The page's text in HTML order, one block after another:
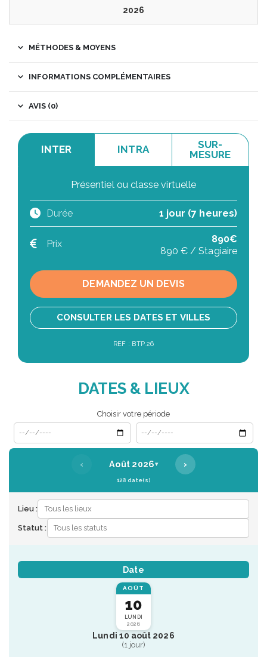
2026
MÉTHODES & MOYENS
INFORMATIONS COMPLÉMENTAIRES
AVIS (0)
INTER INTRA
SUR-
MESURE
Présentiel ou classe virtuelle
Durée 1 jour (7 heures)
Prix
890€
890 € / Stagiaire
DEMANDEZ UN DEVIS
CONSULTER LES DATES ET VILLES
REF : BTP.26
DATES & LIEUX
Choisir votre période
Date de début
Date de fin
‹ Août 2026▾ ›
128 date(s)
Lieu :
Statut :
Date
AOÛT
10
LUNDI
2026
Lundi 10 août 2026
(1 jour)